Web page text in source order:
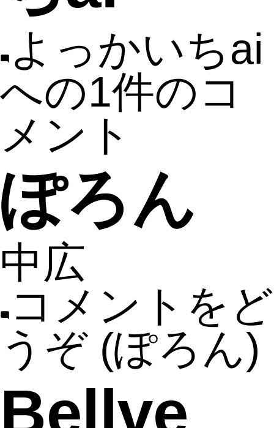
よっかいちai
への1件のコ
メント
ぽろん
中広
コメントをど
うぞ (ぽろん)
Bellve